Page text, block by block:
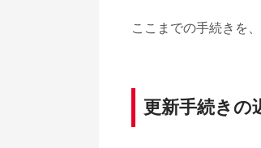
ここまでの手続きを、
更新手続きの